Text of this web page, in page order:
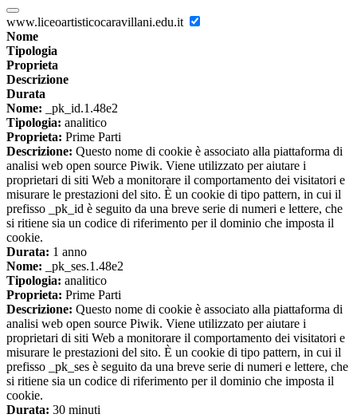
www.liceoartisticocaravillani.edu.it
Nome
Tipologia
Proprieta
Descrizione
Durata
Nome: _pk_id.1.48e2
Tipologia: analitico
Proprieta: Prime Parti
Descrizione: Questo nome di cookie è associato alla piattaforma di
analisi web open source Piwik. Viene utilizzato per aiutare i
proprietari di siti Web a monitorare il comportamento dei visitatori e
misurare le prestazioni del sito. È un cookie di tipo pattern, in cui il
prefisso _pk_id è seguito da una breve serie di numeri e lettere, che
si ritiene sia un codice di riferimento per il dominio che imposta il
cookie.
Durata: 1 anno
Nome: _pk_ses.1.48e2
Tipologia: analitico
Proprieta: Prime Parti
Descrizione: Questo nome di cookie è associato alla piattaforma di
analisi web open source Piwik. Viene utilizzato per aiutare i
proprietari di siti Web a monitorare il comportamento dei visitatori e
misurare le prestazioni del sito. È un cookie di tipo pattern, in cui il
prefisso _pk_ses è seguito da una breve serie di numeri e lettere, che
si ritiene sia un codice di riferimento per il dominio che imposta il
cookie.
Durata: 30 minuti